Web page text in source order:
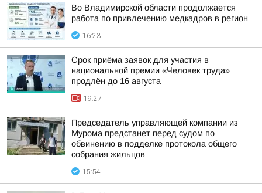
Во Владимирской области продолжается
работа по привлечению медкадров в регион
16:23
Срок приёма заявок для участия в
национальной премии «Человек труда»
продлён до 16 августа
19:27
Председатель управляющей компании из
Мурома предстанет перед судом по
обвинению в подделке протокола общего
собрания жильцов
15:54